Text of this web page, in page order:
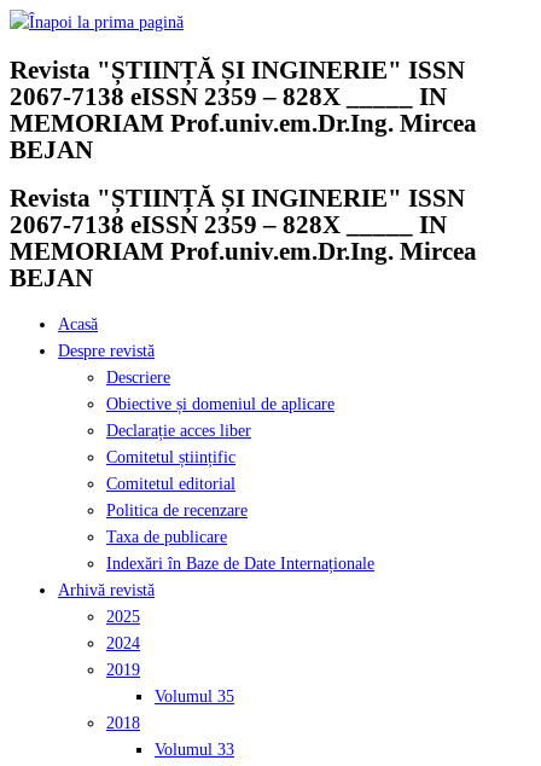
Skip
content
Revista "ȘTIINȚĂ ȘI INGINERIE" ISSN
2067-7138 eISSN 2359 – 828X _____ IN
MEMORIAM Prof.univ.em.Dr.Ing. Mircea
BEJAN
Revista "ȘTIINȚĂ ȘI INGINERIE" ISSN
2067-7138 eISSN 2359 – 828X _____ IN
MEMORIAM Prof.univ.em.Dr.Ing. Mircea
BEJAN
Acasă
Despre revistă
Descriere
Obiective și domeniul de aplicare
Declarație acces liber
Comitetul științific
Comitetul editorial
Politica de recenzare
Taxa de publicare
Indexări în Baze de Date Internaționale
Arhivă revistă
2025
2024
2019
Volumul 35
2018
Volumul 33